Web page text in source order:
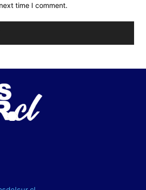
time I comment.